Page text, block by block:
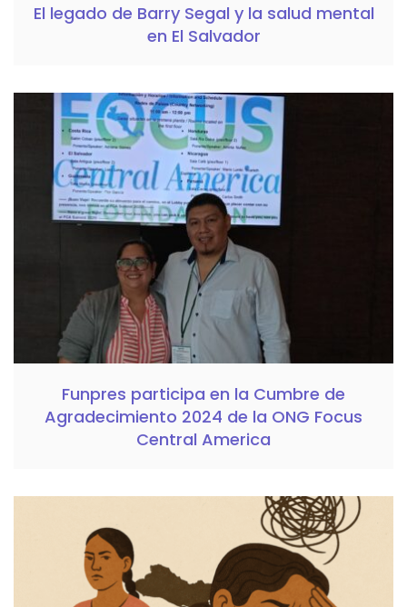
El legado de Barry Segal y la salud mental
en El Salvador
Funpres participa en la Cumbre de
Agradecimiento 2024 de la ONG Focus
Central America